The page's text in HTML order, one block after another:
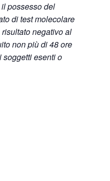
possesso del
di test molecolare
negativo al
non più di 48 ore
soggetti esenti o